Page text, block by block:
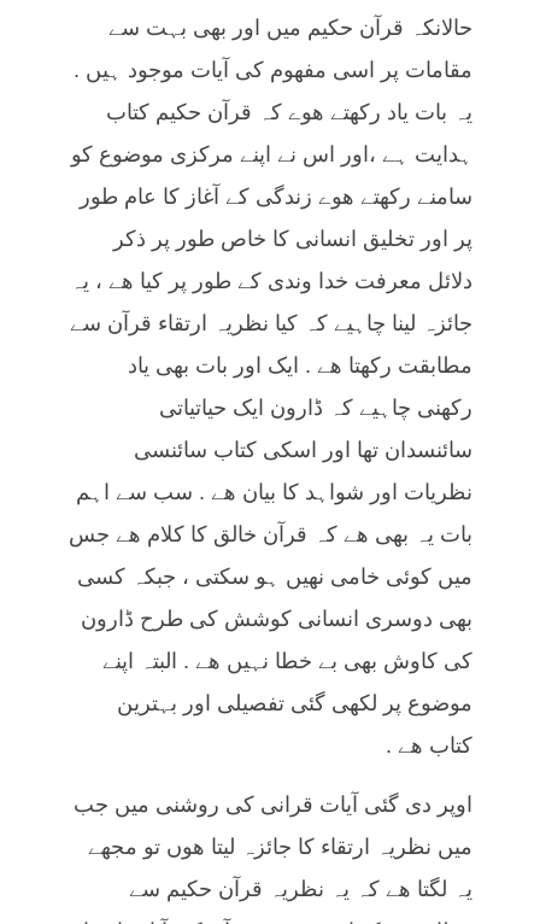
حالانکہ قرآن حکیم میں اور بھی بہت سے
مقامات پر اسی مفھوم کی آیات موجود ہیں .
یہ بات یاد رکھتے ھوے کہ قرآن حکیم کتاب
ہدایت ہے ،اور اس نے اپنے مرکزی موضوع کو
سامنے رکھتے ھوے زندگی کے آغاز کا عام طور
پر اور تخلیق انسانی کا خاص طور پر ذکر
دلائل معرفت خدا وندی کے طور پر کیا ھے ، یہ
جائزہ لینا چاہیے کہ کیا نظریہ ارتقاء قرآن سے
مطابقت رکھتا ھے . ایک اور بات بھی یاد
رکھنی چاہیے کہ ڈارون ایک حیاتیاتی
سائنسدان تھا اور اسکی کتاب سائنسی
نظریات اور شواہد کا بیان ھے . سب سے اہم
بات یہ بھی ھے کہ قرآن خالق کا کلام ھے جس
میں کوئی خامی نھیں ہو سکتی ، جبکہ کسی
بھی دوسری انسانی کوشش کی طرح ڈارون
کی کاوش بھی بے خطا نہیں ھے . البتہ اپنے
موضوع پر لکھی گئی تفصیلی اور بہترین
کتاب ھے .
اوپر دی گئی آیات قرانی کی روشنی میں جب
میں نظریہ ارتقاء کا جائزہ لیتا ھوں تو مجھے
یہ لگتا ھے کہ یہ نظریہ قرآن حکیم سے